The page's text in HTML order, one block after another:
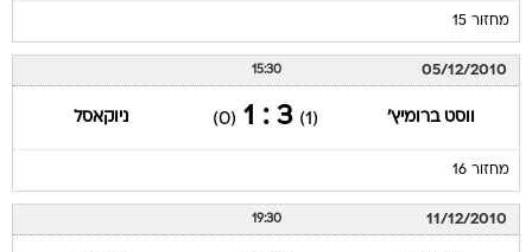
מחזור 15
05/12/2010
15:30
ווסט ברומיץ' (1)
3 : 1
(0) ניוקאסל
מחזור 16
11/12/2010
19:30